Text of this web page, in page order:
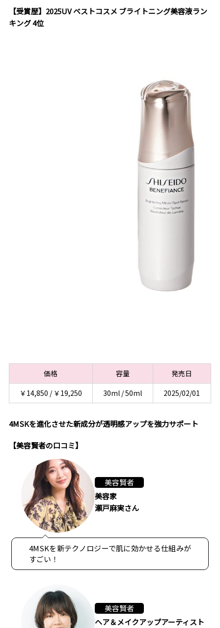
【受賞歴】2025UV ベストコスメ ブライトニング美容液ラン
キング 4位
価格 容量
発売日
￥14,850 / ￥19,250
30ml / 50ml 2025/02/01
4MSKを進化させた新成分が透明感アップを強力サポート
【美容賢者の口コミ】
美容賢者
美容家
瀬戸麻実さん
4MSKを新テクノロジーで肌に効かせる仕組みが
すごい！
美容賢者
ヘア＆メイクアップアーティスト